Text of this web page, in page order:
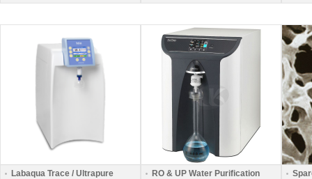
Labaqua Trace / Ultrapure
RO & UP Water Purification